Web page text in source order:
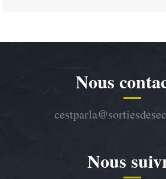
Nous
Nous